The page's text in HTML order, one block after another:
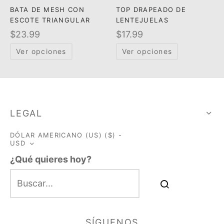
BATA DE MESH CON
ESCOTE TRIANGULAR
$23.99
Ver opciones
TOP DRAPEADO DE
LENTEJUELAS
$17.99
Ver opciones
LEGAL
DÓLAR AMERICANO (US) ($) -
USD
¿Qué quieres hoy?